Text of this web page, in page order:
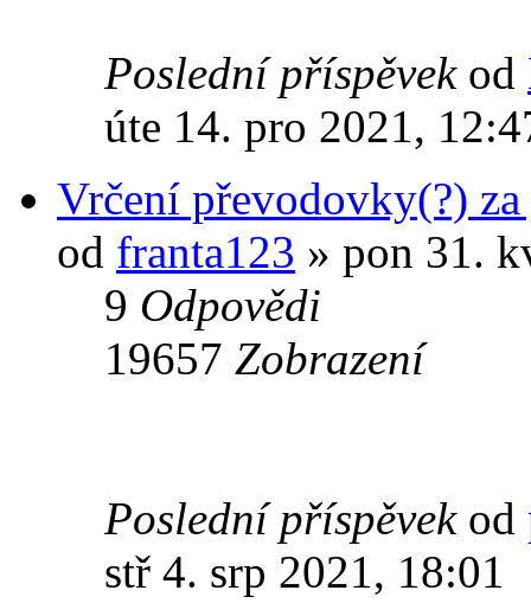
Poslední příspěvek od
úte 14. pro 2021,
Vrčení převodovky(?)
od franta123 » pon 31.
9 Odpovědi
19657 Zobrazení
Poslední příspěvek od
stř 4. srp 2021, 18:01